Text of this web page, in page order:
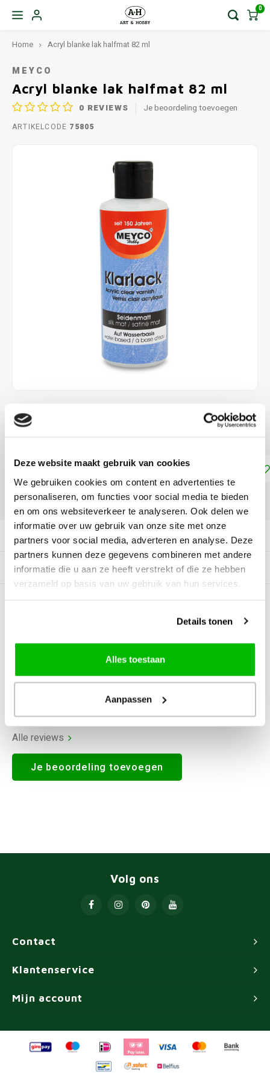
Deze website maakt gebruik van cookies
We gebruiken cookies om content en advertenties te
personaliseren, om functies voor social media te bieden
en om ons websiteverkeer te analyseren. Ook delen we
informatie over uw gebruik van onze site met onze
partners voor social media, adverteren en analyse. Deze
partners kunnen deze gegevens combineren met andere
informatie die u aan ze heeft verstrekt of die ze hebben
verzameld op basis van uw gebruik van hun services.
Details tonen
Alles toestaan
Aanpassen
0
Home Acryl blanke lak halfmat 82 ml
MEYCO
Acryl blanke lak halfmat 82 ml
0 REVIEWS Je beoordeling toevoegen
ARTIKELCODE 75805
€5,75
Toevoegen aan winkelwagen
DELEN:
Productomschrijving
Gerelateerde producten
0Reviews
Alle reviews
Je beoordeling toevoegen
Contact
Volg ons
Klantenservice
Mijn account